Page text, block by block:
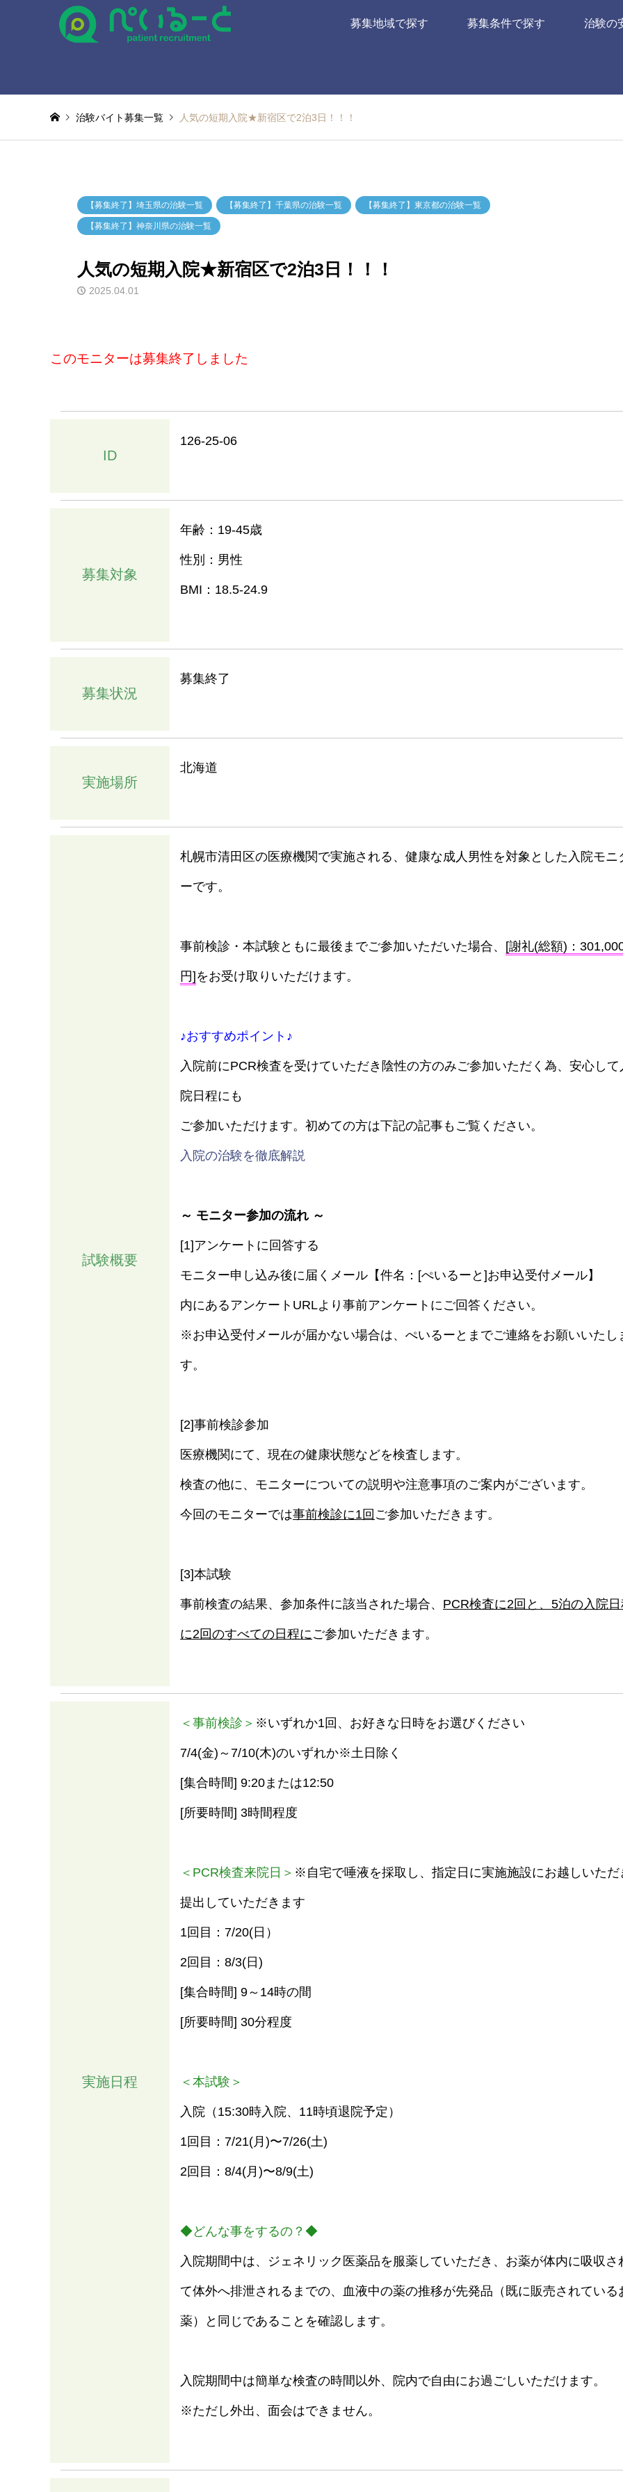
募集地域で探す 募集条件で探す 治験の
治験バイト募集一覧 人気の短期入院★新宿区で2泊3日！！！
【募集終了】埼玉県の治験一覧 【募集終了】千葉県の治験一覧 【募集終了】東京都の治験一覧
【募集終了】神奈川県の治験一覧
人気の短期入院★新宿区で2泊3日！！！
2025.04.01
このモニターは募集終了しました
ID
126-25-06
募集対象
年齢：19-45歳
性別：男性
BMI：18.5-24.9
募集状況
募集終了
実施場所
北海道
試験概要
札幌市清田区の医療機関で実施される、健康な成人男性を対象とした入院モニ
ーです。
事前検診・本試験ともに最後までご参加いただいた場合、 [謝礼(総額)：
円] をお受け取りいただけます。
♪おすすめポイント♪
入院前にPCR検査を受けていただき陰性の方のみご参加いただく為、安心して
院日程にも
ご参加いただけます。初めての方は下記の記事もご覧ください。
入院の治験を徹底解説
～ モニター参加の流れ ～
[1]アンケートに回答する
モニター申し込み後に届くメール【件名：[ぺいるーと]お申込受付メール】
内にあるアンケートURLより事前アンケートにご回答ください。
※お申込受付メールが届かない場合は、ぺいるーとまでご連絡をお願いいたし
す。
[2]事前検診参加
医療機関にて、現在の健康状態などを検査します。
検査の他に、モニターについての説明や注意事項のご案内がございます。
今回のモニターでは事前検診に1回 ご参加いただきます。
[3]本試験
事前検査の結果、参加条件に該当された場合、 PCR検査に2回と、5泊の入院
に2回のすべての日程にご参加いただきます。
実施日程
＜事前検診＞ ※いずれか1回、お好きな日時をお選びください
7/4(金)～7/10(木)のいずれか※土日除く
[集合時間] 9:20または12:50
[所要時間] 3時間程度
＜PCR検査来院日＞ ※⾃宅で唾液を採取し、指定⽇に実施施設にお越しいただ
提出していただきます
1回目：7/20(⽇）
2回目：8/3(⽇)
[集合時間] 9～14時の間
[所要時間] 30分程度
＜本試験＞
入院（15:30時入院、11時頃退院予定）
1回目：7/21(⽉)〜7/26(⼟)
2回目：8/4(⽉)〜8/9(⼟)
◆どんな事をするの？◆
入院期間中は、ジェネリック医薬品を服薬していただき、お薬が体内に吸収さ
て体外へ排泄されるまでの、血液中の薬の推移が先発品（既に販売されている
薬）と同じであることを確認します。
入院期間中は簡単な検査の時間以外、院内で自由にお過ごしいただけます。
※ただし外出、面会はできません。